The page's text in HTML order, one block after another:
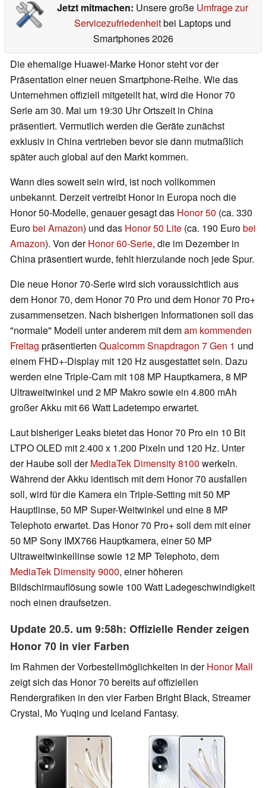
Jetzt mitmachen: Unsere große Umfrage zur
Servicezufriedenheitbei Laptops und
Smartphones 2026
Die ehemalige Huawei-Marke Honor steht vor der
Präsentation einer neuen Smartphone-Reihe. Wie das
Unternehmen offiziell mitgeteilt hat, wird die Honor 70
Serie am 30. Mai um 19:30 Uhr Ortszeit in China
präsentiert. Vermutlich werden die Geräte zunächst
exklusiv in China vertrieben bevor sie dann mutmaßlich
später auch global auf den Markt kommen.
Wann dies soweit sein wird, ist noch vollkommen
unbekannt. Derzeit vertreibt Honor in Europa noch die
Honor 50-Modelle, genauer gesagt das Honor 50 (ca. 330
Eurobei Amazon) und das Honor 50 Lite (ca. 190 Eurobei
Amazon). Von derHonor 60-Serie, die im Dezember in
China präsentiert wurde, fehlt hierzulande noch jede Spur.
Die neue Honor 70-Serie wird sich voraussichtlich aus
dem Honor 70, dem Honor 70 Pro und dem Honor 70 Pro+
zusammensetzen. Nach bisherigen Informationen soll das
"normale" Modell unter anderem mit demam kommenden
Freitag präsentierten Qualcomm Snapdragon 7 Gen 1 und
einem FHD+-Display mit 120 Hz ausgestattet sein. Dazu
werden eine Triple-Cam mit 108 MP Hauptkamera, 8 MP
Ultraweitwinkel und 2 MP Makro sowie ein 4.800 mAh
großer Akku mit 66 Watt Ladetempo erwartet.
Laut bisheriger Leaks bietet das Honor 70 Pro ein 10 Bit
LTPO OLED mit 2.400 x 1.200 Pixeln und 120 Hz. Unter
der Haube soll derMediaTek Dimensity 8100 werkeln.
Während der Akku identisch mit dem Honor 70 ausfallen
soll, wird für die Kamera ein Triple-Setting mit 50 MP
Hauptlinse, 50 MP Super-Weitwinkel und eine 8 MP
Telephoto erwartet. Das Honor 70 Pro+ soll dem mit einer
50 MP Sony IMX766 Hauptkamera, einer 50 MP
Ultraweitwinkellinse sowie 12 MP Telephoto, dem
MediaTek Dimensity 9000, einer höheren
Bildschirmauflösung sowie 100 Watt Ladegeschwindigkeit
noch einen draufsetzen.
Update 20.5. um 9:58h: Offizielle Render zeigen
Honor 70 in vier Farben
Im Rahmen der Vorbestellmöglichkeiten in derHonor Mall
zeigt sich das Honor 70 bereits auf offiziellen
Rendergrafiken in den vier Farben Bright Black, Streamer
Crystal, Mo Yuqing und Iceland Fantasy.